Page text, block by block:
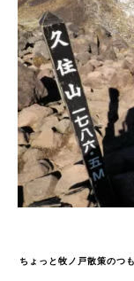
ちょっと牧ノ戸散策のつ